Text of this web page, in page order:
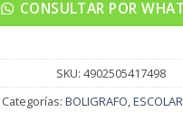
CONSULTAR POR
SKU: 4902505417498
Categorías: BOLIGRAFO,ESCOLAR